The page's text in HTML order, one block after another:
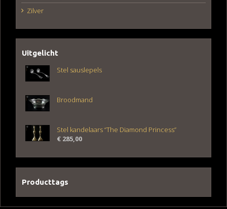
Zilver
Uitgelicht
Stel sauslepels
Broodmand
Stel kandelaars “The Diamond Princess”
€ 285,00
Producttags